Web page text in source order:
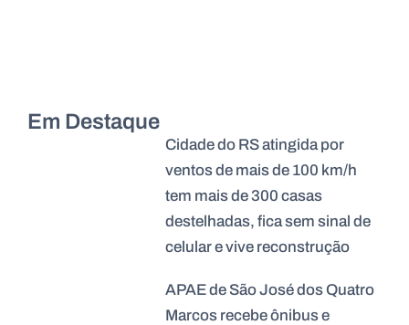
Em Destaque
Cidade do RS atingida por
ventos de mais de 100 km/h
tem mais de 300 casas
destelhadas, fica sem sinal de
celular e vive reconstrução
APAE de São José dos Quatro
Marcos recebe ônibus e